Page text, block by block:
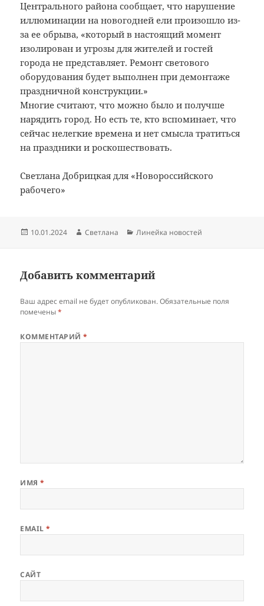
Центрального района сообщает, что нарушение
иллюминации на новогодней ели произошло из-
за ее обрыва, «который в настоящий момент
изолирован и угрозы для жителей и гостей
города не представляет. Ремонт светового
оборудования будет выполнен при демонтаже
праздничной конструкции.»
Многие считают, что можно было и получше
нарядить город. Но есть те, кто вспоминает, что
сейчас нелегкие времена и нет смысла тратиться
на праздники и роскошествовать.
Светлана Добрицкая для «Новороссийского
рабочего»
Опубликовано
10.01.2024 Автор
Светлана Рубрики
Линейка новостей
Добавить комментарий
Ваш адрес email не будет опубликован. Обязательные поля
помечены*
КОММЕНТАРИЙ*
ИМЯ*
EMAIL*
САЙТ